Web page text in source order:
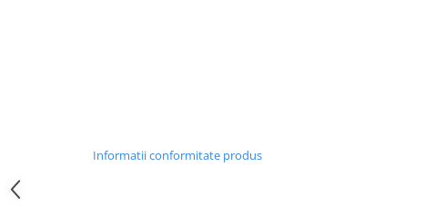
Informatii conformitate produs